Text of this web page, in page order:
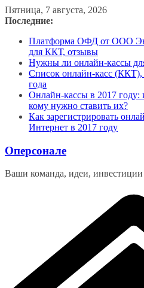
Перейти
к
Пятница, 7 августа, 2026
Последние:
Платформа ОФД от ООО
для ККТ, отзывы
Нужны ли онлайн-кассы
Список онлайн-касс (ККТ),
года
Онлайн-кассы в 2017 году:
кому нужно ставить их?
Как зарегистрировать
Интернет в 2017 году
Оперсонале
Ваши команда, идеи, инвестиции